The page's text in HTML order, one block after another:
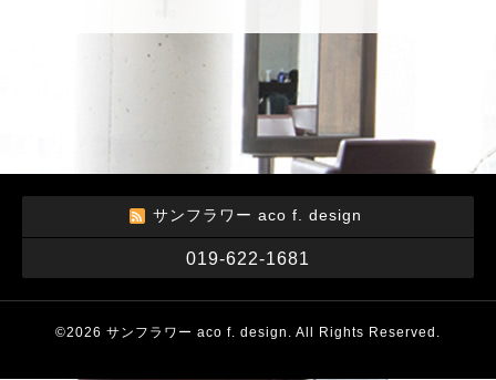
サンフラワー aco f. design
019-622-1681
©2026 サンフラワー aco f. design . All Rights Reserved.